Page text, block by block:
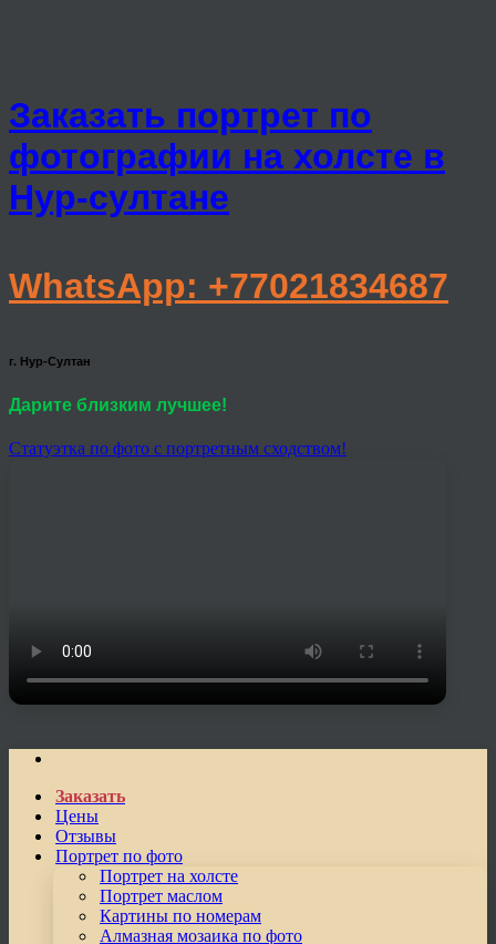
Заказать портрет по
фотографии на холсте в
Нур-султане
WhatsApp: +77021834687
г. Нур-Султан
Дарите близким лучшее!
Статуэтка по фото с портретным сходством!
Заказать
Цены
Отзывы
Портрет по фото
Портрет на холсте
Портрет маслом
Картины по номерам
Алмазная мозаика по фото